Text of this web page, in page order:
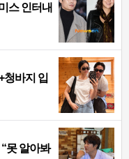
스 인터내
청바지 입
못 알아봐